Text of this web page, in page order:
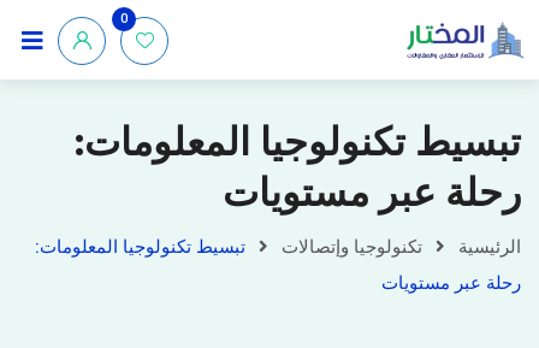
0
تبسيط تكنولوجيا المعلومات:
رحلة عبر مستويات
الرئيسية تكنولوجيا وإتصالات
تبسيط تكنولوجيا المعلومات:
رحلة عبر مستويات